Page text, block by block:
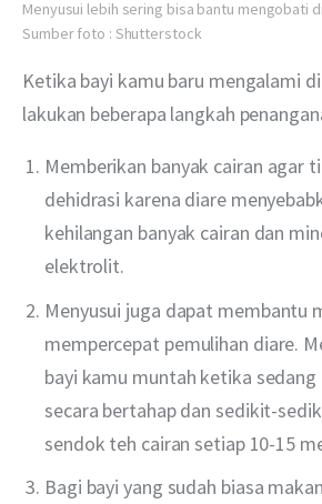
Menyusui lebih sering bisa bantu mengobati
Sumber foto : Shutterstock
Ketika bayi kamu baru mengalami
lakukan beberapa langkah
Memberikan banyak cairan agar
dehidrasi karena diare
kehilangan banyak cairan dan
elektrolit.
Menyusui juga dapat membantu
mempercepat pemulihan diare.
bayi kamu muntah ketika
secara bertahap dan sedikit-
sendok teh cairan setiap 10-15
Bagi bayi yang sudah biasa